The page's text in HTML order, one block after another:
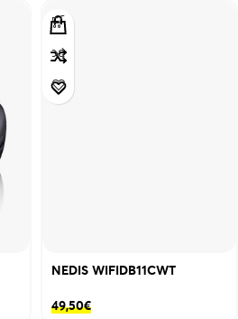
NEDIS WIFIDB11CWT
49,50€